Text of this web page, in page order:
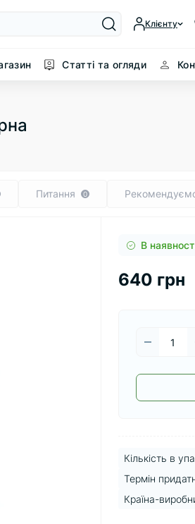
Клієнту
Статті та огляди
Питання 0
В
640 грн
Кількість в
Термін
Країна-